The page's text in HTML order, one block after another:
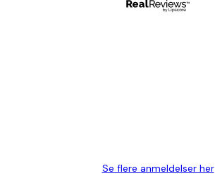
Se flere anmeldelser her